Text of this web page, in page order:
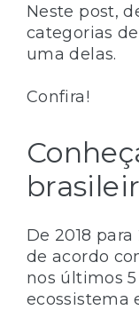
Neste post,
categorias
uma delas.
Confira!
De 2018
de acordo
nos últimos
ecossistema